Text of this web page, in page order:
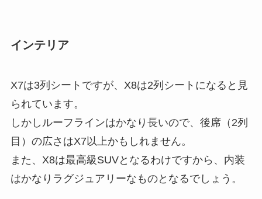
インテリア
X7は3列シートですが、X8は2列シートになると見
られています。
しかしルーフラインはかなり長いので、後席（2列
目）の広さはX7以上かもしれません。
また、X8は最高級SUVとなるわけですから、内装
はかなりラグジュアリーなものとなるでしょう。